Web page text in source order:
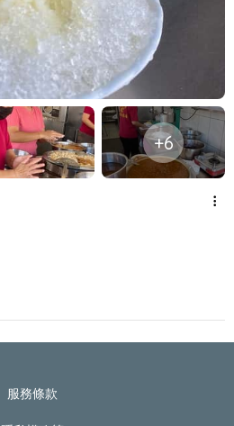
+6
服務條款